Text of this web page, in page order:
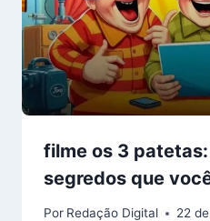
filme os 3
segredos que
Por Redação Digital 22